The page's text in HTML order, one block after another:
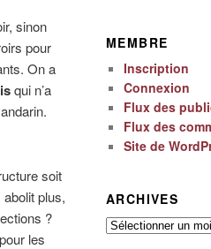
sinon
pour
On a
qui n’a
soit
plus,
?
les
MEMBRE
Inscription
Connexion
Flux des
Flux des
Site de
ARCHIVES
Archives